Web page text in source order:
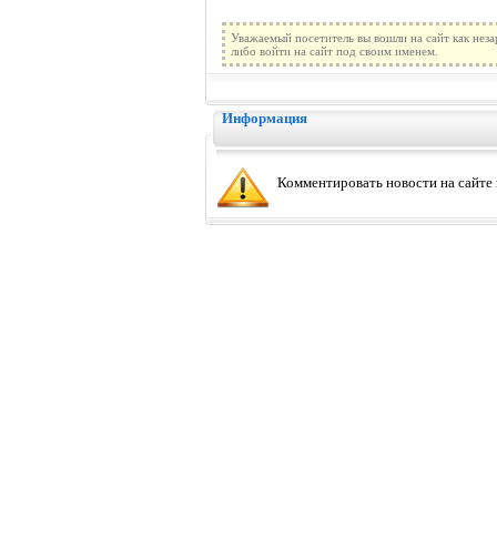
Уважаемый посетитель вы вошли на сайт как
либо войти на сайт под своим именем.
Информация
Комментировать новости на